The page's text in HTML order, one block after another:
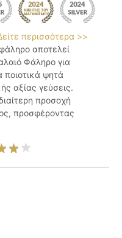
περισσότερα >>
αποτελεί
Φάληρο για
ποιοτικά ψητά
αξίας γεύσεις.
προσοχή
προσφέροντας